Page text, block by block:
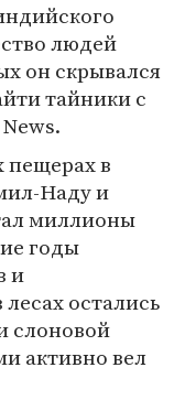
людей
он скрывался
тайники с
пещерах в
Наду и
миллионы
годы
и
остались
слоновой
активно вел